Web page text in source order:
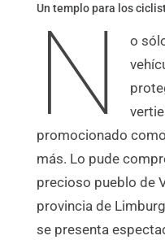
Un templo para los
N
o
promocionado
más. Lo pude
precioso pueblo de
provincia de
se presenta